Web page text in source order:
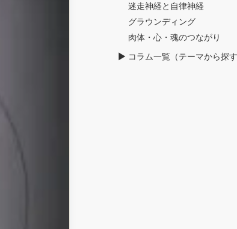
迷走神経と自律神経
グラウンディング
肉体・心・魂のつながり
▶ コラム一覧（テーマから探す